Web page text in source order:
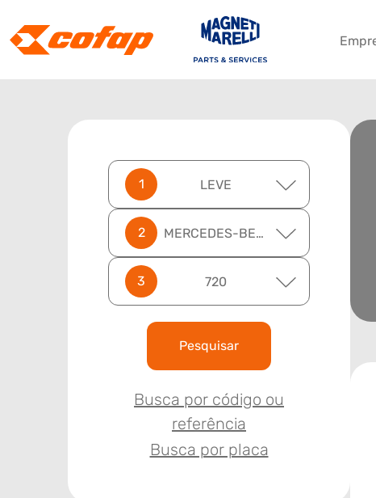
LEVE
MERCEDES-BENZ
720
Pesquisar
Busca por código ou
referência
Busca por placa